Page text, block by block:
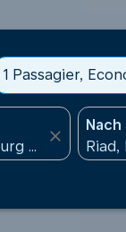
1 Passagier,
close
Nach